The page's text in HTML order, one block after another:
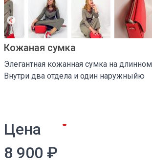
Кожаная сумка
Элегантная кожанная сумка на
Внутри два отдела и один наружныйю
Цена
8 900 ₽